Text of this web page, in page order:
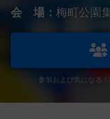
会 場： 梅町公園
参加および気になる